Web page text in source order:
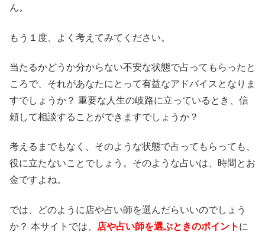
ん。
もう１度、よく考えてみてください。
当たるかどうか分からない不安な状態で占ってもらったと
ころで、それがあなたにとって有益なアドバイスとなりま
すでしょうか？ 重要な人生の岐路に立っているとき、信
頼して相談することができますでしょうか？
考えるまでもなく、そのような状態で占ってもらっても、
役に立たないことでしょう。そのような占いは、時間とお
金ですよね。
では、どのように店や占い師を選んだらいいのでしょう
か？ 本サイトでは、
店や占い師を選ぶときのポイント に